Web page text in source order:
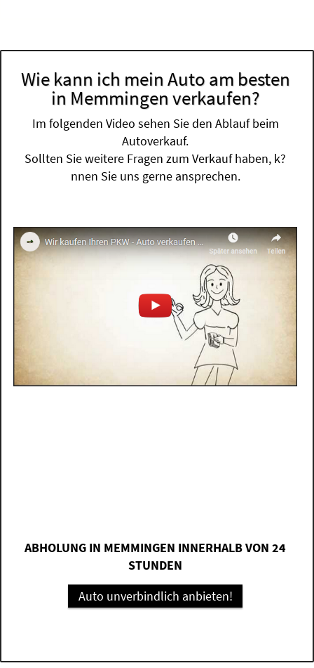
Wie kann ich mein Auto am besten
in Memmingen verkaufen?
Im folgenden Video sehen Sie den Ablauf beim
Autoverkauf.
Sollten Sie weitere Fragen zum Verkauf haben, k?
nnen Sie uns gerne ansprechen.
ABHOLUNG IN MEMMINGEN INNERHALB VON 24
STUNDEN
Auto unverbindlich anbieten!